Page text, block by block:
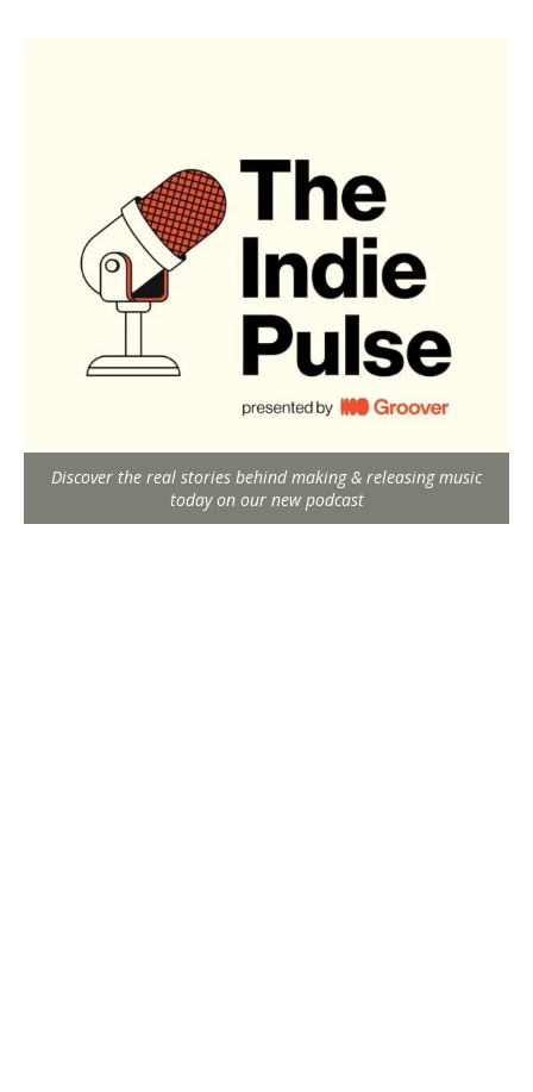
Discover the real stories behind making & releasing music
today on our new podcast